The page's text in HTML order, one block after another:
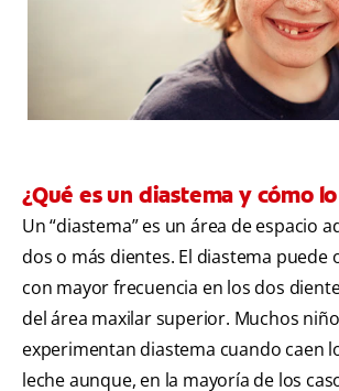
¿Qué es un diastema y cómo
Un “diastema” es un área de espacio
dos o más dientes. El diastema puede
con mayor frecuencia en los dos
del área maxilar superior. Muchos
experimentan diastema cuando caen
leche aunque, en la mayoría de los